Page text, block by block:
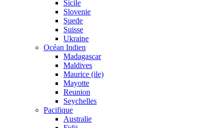
Sicile
Slovenie
Suede
Suisse
Ukraine
Océan Indien
Madagascar
Maldives
Maurice (ile)
Mayotte
Reunion
Seychelles
Pacifique
Australie